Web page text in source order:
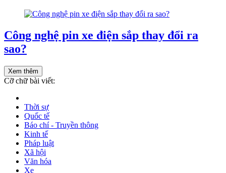
Công nghệ pin xe điện sắp thay đổi ra
sao?
Xem thêm
Cỡ chữ bài viết:
Thời sự
Quốc tế
Báo chí - Truyền thông
Kinh tế
Pháp luật
Xã hội
Văn hóa
Xe